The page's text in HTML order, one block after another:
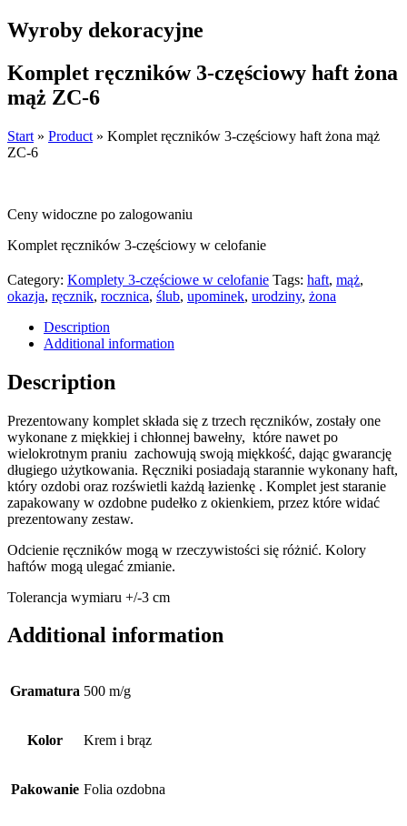
Wyroby dekoracyjne
Komplet ręczników 3-częściowy haft żona
mąż ZC-6
Start » Product » Komplet ręczników 3-częściowy haft żona mąż
ZC-6
Ceny widoczne po zalogowaniu
Komplet ręczników 3-częściowy w celofanie
Category: Komplety 3-częściowe w celofanie Tags: haft, mąż,
okazja, ręcznik, rocznica, ślub, upominek, urodziny, żona
Description
Additional information
Description
Prezentowany komplet składa się z trzech ręczników, zostały one
wykonane z miękkiej i chłonnej bawełny, które nawet po
wielokrotnym praniu zachowują swoją miękkość, dając gwarancję
długiego użytkowania. Ręczniki posiadają starannie wykonany haft,
który ozdobi oraz rozświetli każdą łazienkę . Komplet jest staranie
zapakowany w ozdobne pudełko z okienkiem, przez które widać
prezentowany zestaw.
Odcienie ręczników mogą w rzeczywistości się różnić. Kolory
haftów mogą ulegać zmianie.
Tolerancja wymiaru +/-3 cm
Additional information
Gramatura 500 m/g
Kolor Krem i brąz
Pakowanie Folia ozdobna